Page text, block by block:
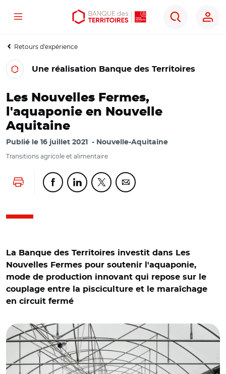
Aller
contenu
Aller
menu
Ouvrir
outils
Menu
Rechercher
Retours d'expérience
Une réalisation Banque des Territoires
Les Nouvelles Fermes,
l'aquaponie en Nouvelle
Aquitaine
Publié le 16 juillet 2021 Nouvelle-Aquitaine
Transitions agricole et alimentaire
Lancer l'impressionPartager cette page sur Facebook
Partager cette page sur Linkedin
Partager cette page sur Twitter
Partager cette page sur
La Banque des Territoires investit dans Les
Nouvelles Fermes pour soutenir l'aquaponie,
mode de production innovant qui repose sur le
couplage entre la pisciculture et le maraîchage
en circuit fermé